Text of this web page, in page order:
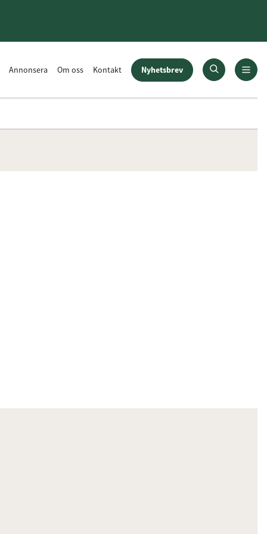
Annonsera Om oss Kontakt Nyhetsbrev